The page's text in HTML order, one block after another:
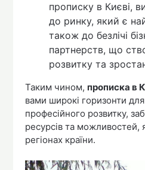
прописку в Києві,
до ринку, який є
також до безлічі
партнерств, що
розвитку та
Таким чином, прописка в
вами широкі горизонти
професійного розвитку,
ресурсів та можливостей,
регіонах країни.